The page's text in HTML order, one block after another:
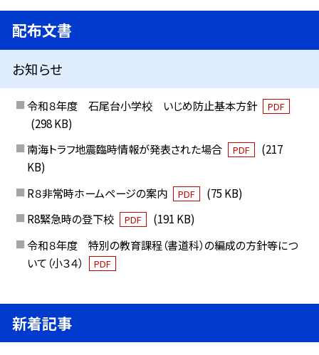
配布文書
お知らせ
令和８年度 石尾台小学校 いじめ防止基本方針 PDF
(298 KB)
南海トラフ地震臨時情報が発表された場合
PDF
(217
KB)
R８非常時ホームページの案内
PDF
(75 KB)
R8緊急時の登下校
PDF
(191 KB)
令和８年度 特別の教育課程（書道科）の編成の方針等につ
いて（小３４）
PDF
新着記事